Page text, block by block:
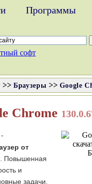
Программы
>> Браузеры >> Google
Chrome
-
от
. Повышенная
и
задачи,